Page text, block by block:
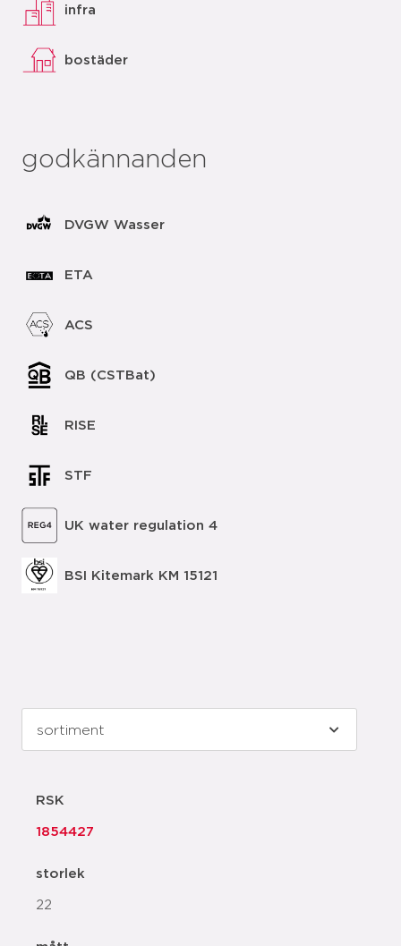
infra
bostäder
godkännanden
DVGW Wasser
ETA
ACS
QB (CSTBat)
RISE
STF
UK water regulation 4
BSI Kitemark KM 15121
RSK
1854427
storlek
22